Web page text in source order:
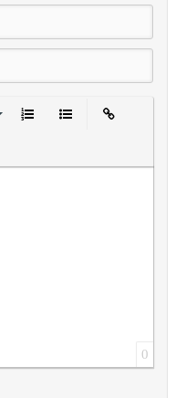
текста
цитаты
Вставка спойлера
0